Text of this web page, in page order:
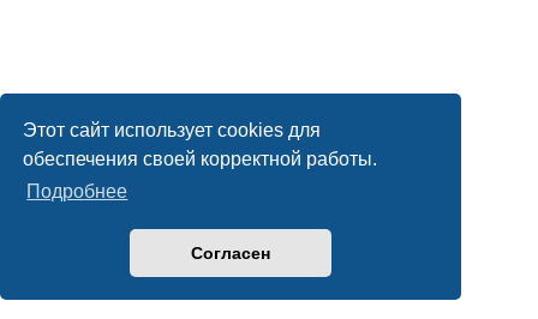
Этот сайт использует cookies для
обеспечения своей корректной работы.
Подробнее
Согласен